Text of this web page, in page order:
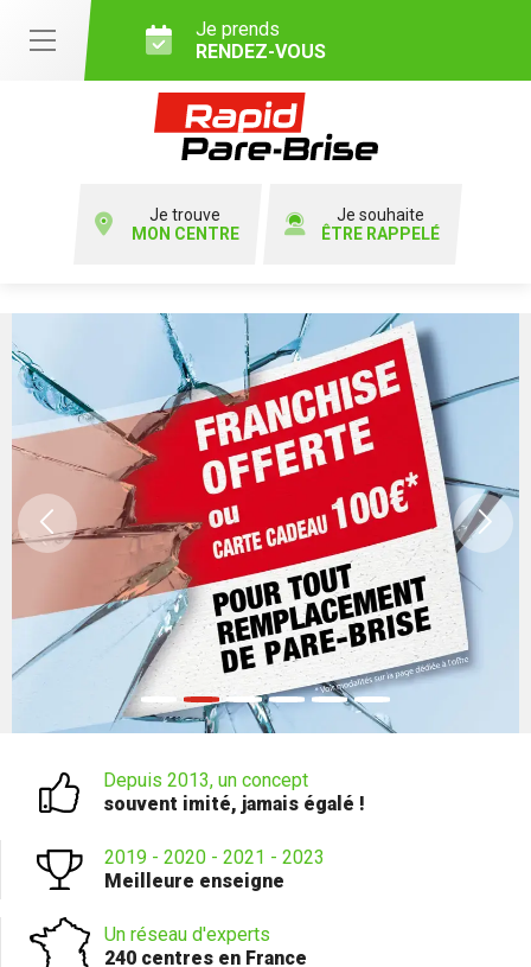
Je prends
RENDEZ-VOUS
Je trouve
MON CENTRE
Je souhaite
ÊTRE RAPPELÉ
Previous
Depuis 2013, un concept
souvent imité, jamais égalé !
2019 - 2020 - 2021 - 2023
Meilleure enseigne
Un réseau d'experts
240 centres en France